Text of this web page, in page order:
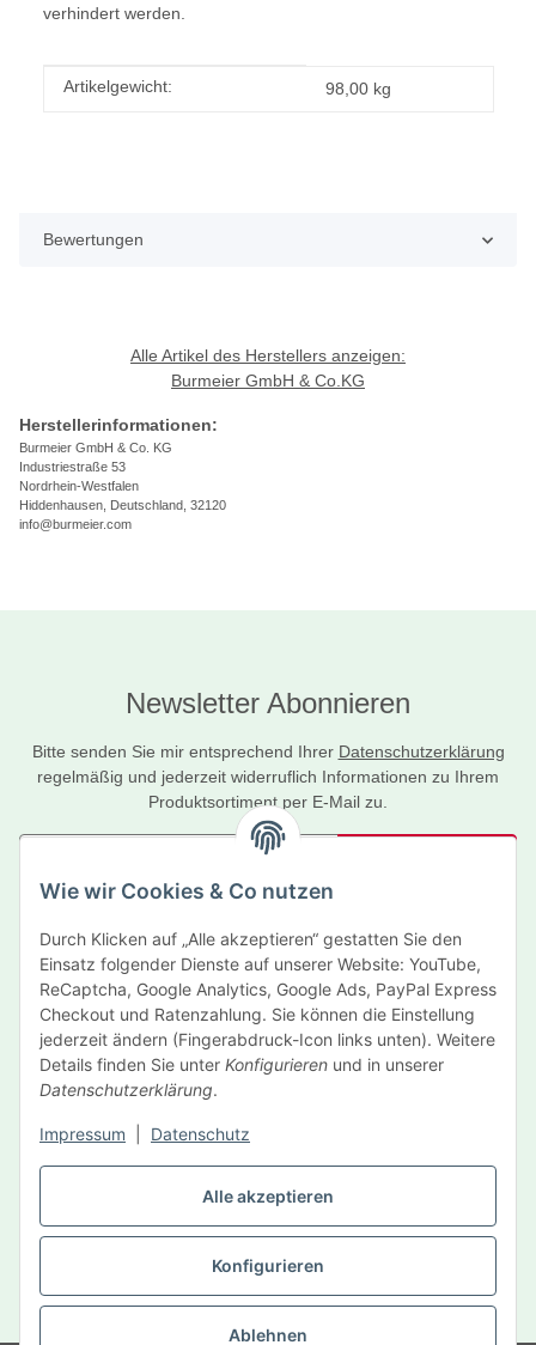
Alle akzeptieren
Konfigurieren
Ablehnen
Wie wir Cookies & Co nutzen
Durch Klicken auf „Alle akzeptieren“ gestatten Sie den
Einsatz folgender Dienste auf unserer Website: YouTube,
ReCaptcha, Google Analytics, Google Ads, PayPal Express
Checkout und Ratenzahlung. Sie können die Einstellung
jederzeit ändern (Fingerabdruck-Icon links unten). Weitere
Details finden Sie unter Konfigurieren und in unserer
Datenschutzerklärung.
Impressum Datenschutz
verhindert werden.
Produkteigenschaft
Wert
Artikelgewicht: 98,00 kg
Bewertungen
Alle Artikel des Herstellers anzeigen:
Burmeier GmbH & Co.KG
Herstellerinformationen:
Burmeier GmbH & Co. KG
Industriestraße 53
Nordrhein-Westfalen
Hiddenhausen, Deutschland, 32120
info@burmeier.com
Newsletter Abonnieren
Bitte senden Sie mir entsprechend Ihrer Datenschutzerklärung
regelmäßig und jederzeit widerruflich Informationen zu Ihrem
Produktsortiment per E-Mail zu.
Newsletter Abonnieren
Informationen
Gesetzliche Informationen
Hersteller
Vertrag widerrufen
* Alle Preise inkl. gesetzlicher USt., zzgl.Versand